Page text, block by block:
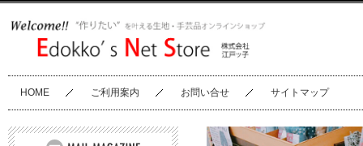
HOME ご利用案内 お問い合せ サイトマップ